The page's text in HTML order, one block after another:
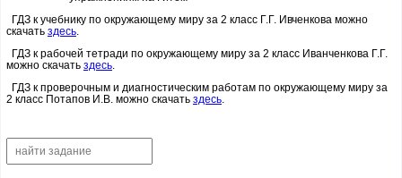
ГДЗ к учебнику по окружающему миру за 2 класс Г.Г. Ивченкова можно
скачать здесь
ГДЗ к рабочей тетради по окружающему миру за 2 класс Иванченкова Г.Г.
можно скачать здесь
ГДЗ к проверочным и диагностическим работам по окружающему миру за
2 класс Потапов И.В. можно скачать здесь